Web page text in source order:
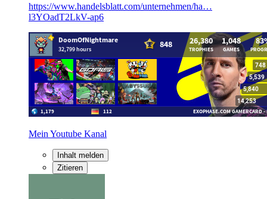
https://www.handelsblatt.com/unternehmen/ha…
l3YOadT2LkV-ap6
Mein Youtube Kanal
Inhalt melden
Zitieren